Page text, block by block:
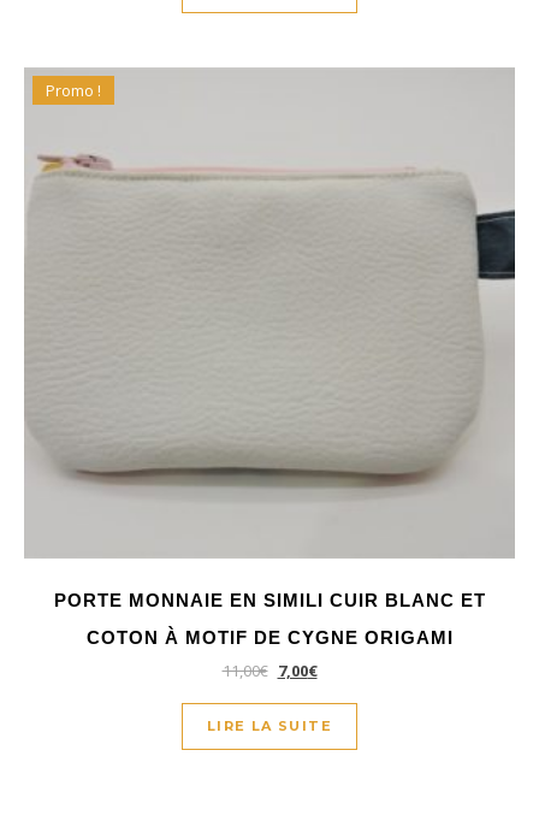
Promo !
PORTE MONNAIE EN SIMILI CUIR BLANC ET
COTON À MOTIF DE CYGNE ORIGAMI
11,00€ 7,00€
LIRE LA SUITE